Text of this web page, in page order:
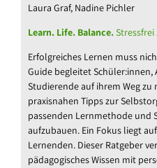
Laura Graf, Nadine Pichler
Learn. Life. Balance.
Erfolgreiches Lernen muss
Guide begleitet Schüler:innen,
Studierende auf ihrem Weg
praxisnahen Tipps zur
passenden Lernmethode und
aufzubauen. Ein Fokus liegt
Lernenden. Dieser Ratgeber
pädagogisches Wissen mit